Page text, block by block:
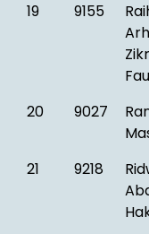
19 9155
20 9027
21 9218